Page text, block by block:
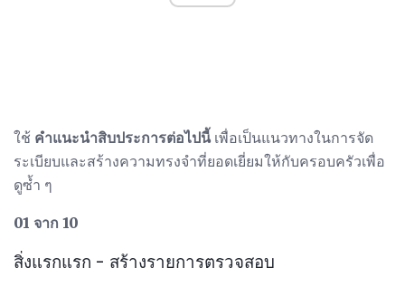
ใช้ คำแนะนำสิบประการต่อไปนี้เพื่อเป็นแนวทางในการจัด
ระเบียบและสร้างความทรงจำที่ยอดเยี่ยมให้กับครอบครัวเพื่อ
ดูซ้ำ ๆ
01 จาก 10
สิ่งแรกแรก - สร้างรายการตรวจสอบ